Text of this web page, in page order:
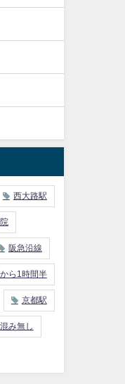
西大路駅
阪急沿線
ら1時間半
京都駅
混み無し